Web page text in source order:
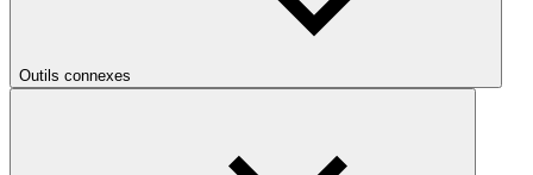
Outils connexes